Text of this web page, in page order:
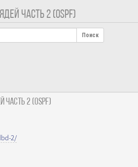
ЧАСТЬ 2 (OSPF)
Поиск
2 (OSPF)
2/